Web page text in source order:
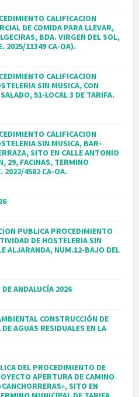
CALIFICACION
DE COMIDA PARA LLEVAR,
BDA. VIRGEN DEL SOL,
2025/11349 CA-OA).
CALIFICACION
SIN MUSICA, CON
51-LOCAL 3 DE TARIFA.
CALIFICACION
SIN MUSICA, BAR-
SITO EN CALLE ANTONIO
29, FACINAS, TERMINO
2022/4582 CA-OA.
PUBLICA PROCEDIMIENTO
DE HOSTELERIA SIN
ALJARANDA, NUM.12-BAJO DEL
ANDALUCÍA 2026
CONSTRUCCIÓN DE
AGUAS RESIDUALES EN LA
DEL PROCEDIMIENTO DE
APERTURA DE CAMINO
SITO EN